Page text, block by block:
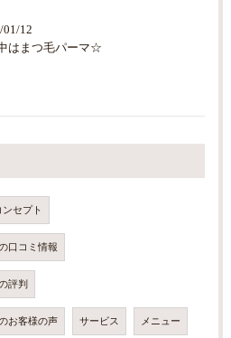
01/12
はまつ毛パーマ☆
ンセプト
口コミ情報
評判
お客様の声 サービス メニュー